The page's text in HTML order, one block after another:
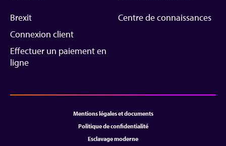
Brexit
Connexion client
Effectuer un paiement en
ligne
Centre de connaissances
Mentions légales et documents
Politique de confidentialité
Esclavage moderne